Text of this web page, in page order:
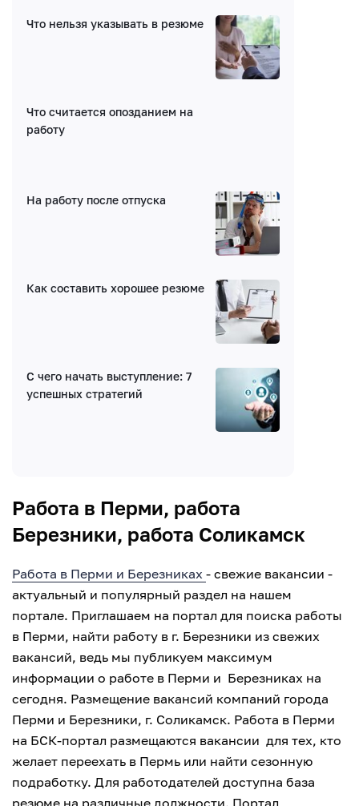
Имя*
Получать уведомления об ответах
Введите код:
Что нельзя указывать в резюме
Что считается опозданием на
работу
На работу после отпуска
Как составить хорошее резюме
С чего начать выступление: 7
успешных стратегий
Работа в Перми, работа
Березники, работа Соликамск
Работа в Перми и Березниках - свежие вакансии -
актуальный и популярный раздел на нашем
портале. Приглашаем на портал для поиска работы
в Перми, найти работу в г. Березники из свежих
вакансий, ведь мы публикуем максимум
информации о работе в Перми и Березниках на
сегодня. Размещение вакансий компаний города
Перми и Березники, г. Соликамск. Работа в Перми
на БСК-портал размещаются вакансии для тех, кто
желает переехать в Пермь или найти сезонную
подработку. Для работодателей доступна база
резюме на различные должности. Портал